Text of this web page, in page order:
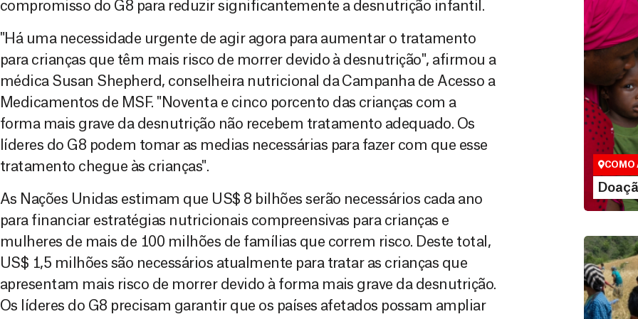
compromisso do G8 para reduzir significantemente a desnutrição infantil.
"Há uma necessidade urgente de agir agora para aumentar o tratamento
para crianças que têm mais risco de morrer devido à desnutrição", afirmou a
médica Susan Shepherd, conselheira nutricional da Campanha de Acesso a
Medicamentos de MSF. "Noventa e cinco porcento das crianças com a
forma mais grave da desnutrição não recebem tratamento adequado. Os
líderes do G8 podem tomar as medias necessárias para fazer com que esse
tratamento chegue às crianças".
As Nações Unidas estimam que US$ 8 bilhões serão necessários cada ano
para financiar estratégias nutricionais compreensivas para crianças e
mulheres de mais de 100 milhões de famílias que correm risco. Deste total,
US$ 1,5 milhões são necessários atualmente para tratar as crianças que
apresentam mais risco de morrer devido à forma mais grave da desnutrição.
Os líderes do G8 precisam garantir que os países afetados possam ampliar
Doação
São as
que nos
vidas em
COMO